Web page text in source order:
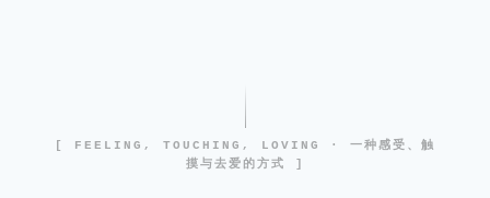
[ FEELING, TOUCHING, LOVING · 一种感受、触
摸与去爱的方式 ]